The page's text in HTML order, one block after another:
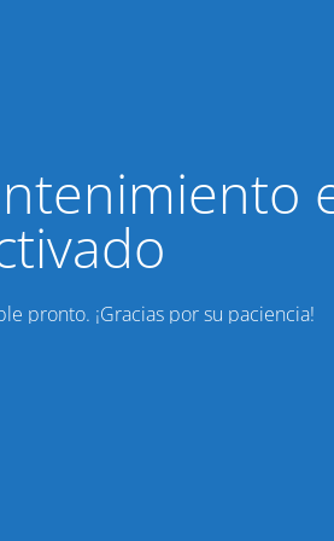
pronto. ¡Gracias por su paciencia!